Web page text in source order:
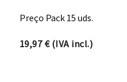
Preço Pack 15 uds.
19,97€(IVA incl.)